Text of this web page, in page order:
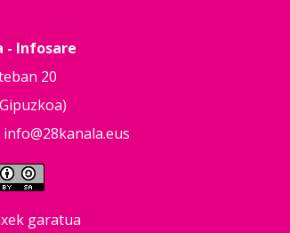
- Infosare
20
info@28kanala.eus
garatua